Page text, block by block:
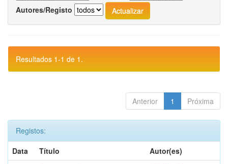
Autores/Registo
Resultados 1-1 de 1.
Anterior 1 Próxima
Registos:
Data
Título
Autor(es)